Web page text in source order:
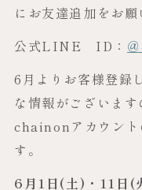
にお友達追加をお
公式LINE ID：
6月よりお客様登録
な情報がございま
chainonアカウント
す。
6月1日(土)・11日(